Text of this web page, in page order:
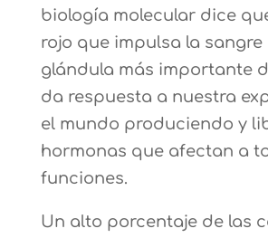
biología molecular dice
rojo que impulsa la sangre
glándula más importante
da respuesta a nuestra
el mundo produciendo y
hormonas que afectan a
funciones.
Un alto porcentaje de las